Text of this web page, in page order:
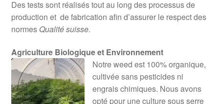
Des tests sont réalisés tout au long des processus de
production et de fabrication afin d’assurer le respect des
normes Qualité suisse.
Agriculture Biologique et Environnement
Notre weed est 100% organique,
cultivée sans pesticides ni
engrais chimiques. Nous avons
opté pour une culture sous serre